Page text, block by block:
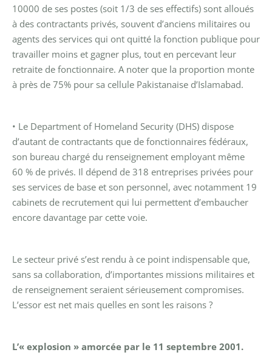
10000 de ses postes (soit 1/3 de ses effectifs) sont alloués
à des contractants privés, souvent d’anciens militaires ou
agents des services qui ont quitté la fonction publique pour
travailler moins et gagner plus, tout en percevant leur
retraite de fonctionnaire. A noter que la proportion monte
à près de 75% pour sa cellule Pakistanaise d’Islamabad.
• Le Department of Homeland Security (DHS) dispose
d’autant de contractants que de fonctionnaires fédéraux,
son bureau chargé du renseignement employant même
60 % de privés. Il dépend de 318 entreprises privées pour
ses services de base et son personnel, avec notamment 19
cabinets de recrutement qui lui permettent d’embaucher
encore davantage par cette voie.
Le secteur privé s’est rendu à ce point indispensable que,
sans sa collaboration, d’importantes missions militaires et
de renseignement seraient sérieusement compromises.
L’essor est net mais quelles en sont les raisons ?
L’« explosion » amorcée par le 11 septembre 2001.